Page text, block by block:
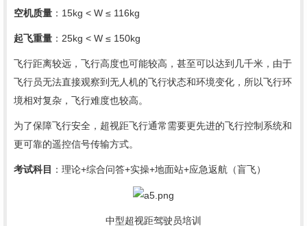
空机质量 ：15kg < W ≤ 116kg
起飞重量 ：25kg < W ≤ 150kg
飞行距离较远，飞行高度也可能较高，甚至可以达到几千米，由于
飞行员无法直接观察到无人机的飞行状态和环境变化，所以飞行环
境相对复杂，飞行难度也较高。
为了保障飞行安全，超视距飞行通常需要更先进的飞行控制系统和
更可靠的遥控信号传输方式。
考试科目 ：理论+综合问答+实操+地面站+应急返航（盲飞）
中型超视距驾驶员培训